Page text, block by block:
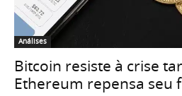
Análises
Bitcoin resiste à crise
Ethereum repensa seu